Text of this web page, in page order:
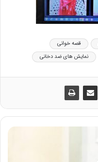
قصه خوانی
نمایش های ضد دخانی